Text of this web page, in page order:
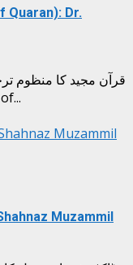
Quaran): Dr.
قرآن مجید کا منظوم
Muzammil
Muzammil